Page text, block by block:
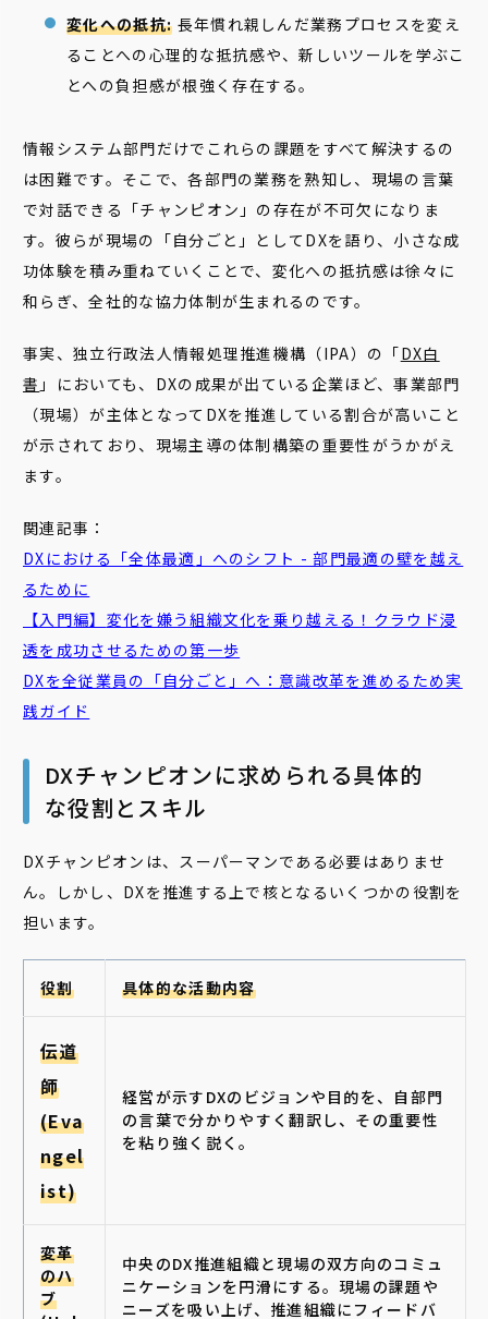
変化への抵抗: 長年慣れ親しんだ業務プロセスを変え
ることへの心理的な抵抗感や、新しいツールを学ぶこ
とへの負担感が根強く存在する。
情報システム部門だけでこれらの課題をすべて解決するの
は困難です。そこで、各部門の業務を熟知し、現場の言葉
で対話できる「チャンピオン」の存在が不可欠になりま
す。彼らが現場の「自分ごと」としてDXを語り、小さな成
功体験を積み重ねていくことで、変化への抵抗感は徐々に
和らぎ、全社的な協力体制が生まれるのです。
事実、独立行政法人情報処理推進機構（IPA）の「DX白
書 」においても、DXの成果が出ている企業ほど、事業部門
（現場）が主体となってDXを推進している割合が高いこと
が示されており、現場主導の体制構築の重要性がうかがえ
ます。
関連記事：
DXにおける「全体最適 」へのシフト - 部門最適の壁を越え
るために
【入門編】 変化を嫌う組織文化を乗り越える！クラウド浸
透を成功させるための第一歩
DXを全従業員の「自分 ごと 」へ：意識改革を進めるため実
践ガイド
DXチャンピオンに求められる具体的
な役割とスキル
DXチャンピオンは、スーパーマンである必要はありませ
ん。しかし、DXを推進する上で核となるいくつかの役割を
担います。
役割 具体的な活動内容
伝道
師
(Eva
ngel
ist)
経営が示すDXのビジョンや目的を、自部門
の言葉で分かりやすく翻訳し、その重要性
を粘り強く説く。
変革
のハ
ブ
中央のDX推進組織と現場の双方向のコミュ
ニケーションを円滑にする。現場の課題や
ニーズを吸い上げ、推進組織にフィードバ